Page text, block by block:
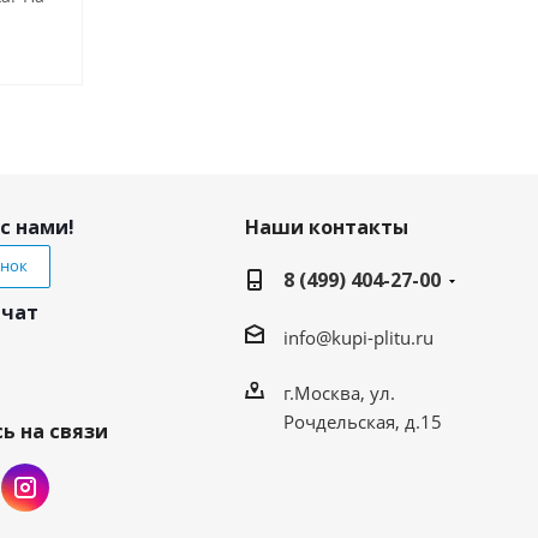
нами!
на связи
Наши контакты
8 (499) 404-27-00
info@kupi-plitu.ru
г.Москва, ул.
Рочдельская, д.15